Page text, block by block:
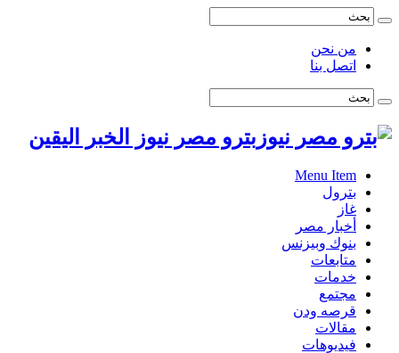
من نحن
اتصل بنا
بترو مصر نيوز الخبر اليقين
Menu Item
بترول
غاز
أخبار مصر
بنوك وبيزنس
متابعات
خدمات
مجتمع
قرصه ودن
مقالات
فيديوهات